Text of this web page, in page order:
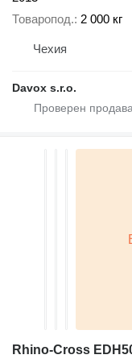
Товаропод. 2 000 кг
Чехия
Davox s.r.o.
Rhino-Cross